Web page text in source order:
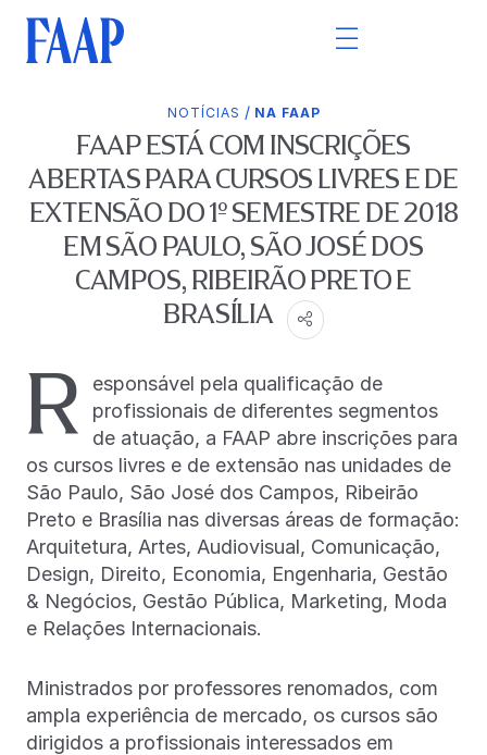
NOTÍCIAS / NA FAAP
FAAP ESTÁ COM INSCRIÇÕES
ABERTAS PARA CURSOS LIVRES E DE
EXTENSÃO DO 1º SEMESTRE DE 2018
EM SÃO PAULO, SÃO JOSÉ DOS
CAMPOS, RIBEIRÃO PRETO E
BRASÍLIA
R
esponsável pela qualificação de
profissionais de diferentes segmentos
de atuação, a FAAP abre inscrições para
os cursos livres e de extensão nas unidades de
São Paulo, São José dos Campos, Ribeirão
Preto e Brasília nas diversas áreas de formação:
Arquitetura, Artes, Audiovisual, Comunicação,
Design, Direito, Economia, Engenharia, Gestão
& Negócios, Gestão Pública, Marketing, Moda
e Relações Internacionais.
Ministrados por professores renomados, com
ampla experiência de mercado, os cursos são
dirigidos a profissionais interessados em